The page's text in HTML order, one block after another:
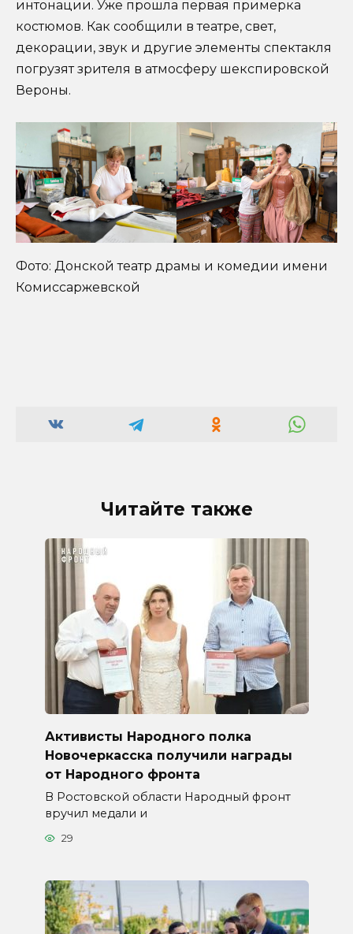
интонации. Уже прошла первая примерка
костюмов. Как сообщили в театре, свет,
декорации, звук и другие элементы спектакля
погрузят зрителя в атмосферу шекспировской
Вероны.
Фото: Донской театр драмы и комедии имени
Комиссаржевской
Читайте также
Активисты Народного полка
Новочеркасска получили награды
от Народного фронта
В Ростовской области Народный фронт
вручил медали и
29